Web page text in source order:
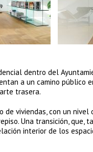
dentro del
a un camino público
trasera.
viviendas, con un nivel
Una transición, que,
interior de los